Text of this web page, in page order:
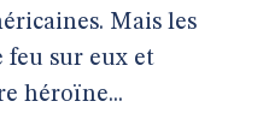
Mais les
sur eux et
héroïne...